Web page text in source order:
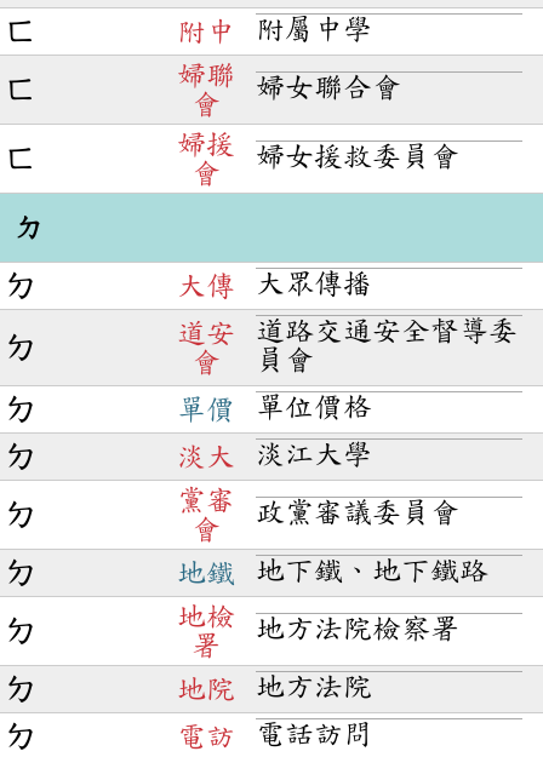
ㄈ
附中 附屬中學
ㄈ
婦聯
會
婦女聯合會
ㄈ
婦援
會
婦女援救委員會
ㄉ
ㄉ 大傳 大眾傳播
ㄉ
道安
會
道路交通安全督導委
員會
ㄉ
單價
單位價格
ㄉ
淡大 淡江大學
ㄉ
黨審
會
政黨審議委員會
ㄉ 地鐵 地下鐵、地下鐵路
ㄉ
地檢
署
地方法院檢察署
ㄉ 地院
地方法院
ㄉ
電訪 電話訪問